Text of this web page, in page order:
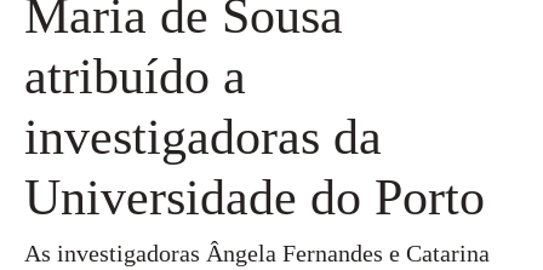
Maria de Sousa
atribuído a
investigadoras da
Universidade do Porto
As investigadoras Ângela Fernandes e Catarina